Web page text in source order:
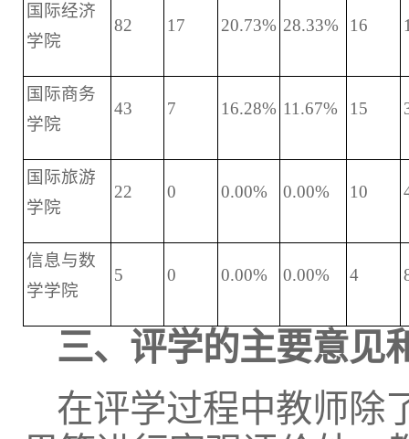
国际经济
学院
82 17 20.73% 28.33% 16
国际商务
学院
43 7 16.28% 11.67% 15
国际旅游
学院
22 0 0.00% 0.00% 10
信息与数
学学院
5 0 0.00% 0.00% 4
三、评学的主要意见
在评学过程中教师除